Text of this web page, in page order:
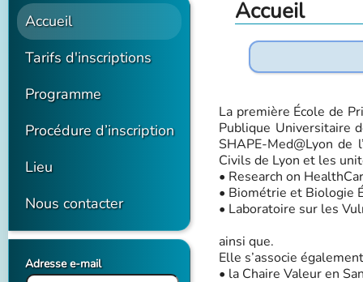
Accueil
Tarifs d'inscriptions
Programme
Procédure d’inscription
Lieu
Nous contacter
Adresse e-mail
Accueil
La première École de
Publique Universitaire
SHAPE-Med@Lyon de
Civils de Lyon et les
• Research on
• Biométrie et Biologie
• Laboratoire sur les
ainsi que.
Elle s’associe
• la Chaire Valeur en